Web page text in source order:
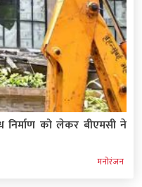
को लेकर बीएमसी ने
मनोरंजन